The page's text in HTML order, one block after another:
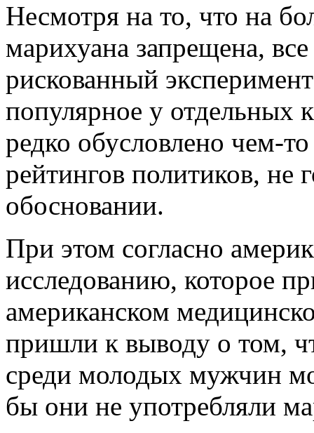
Несмотря на то, что на
марихуана запрещена,
рискованный
популярное у отдельных
редко обусловлено чем-
рейтингов политиков, не
обосновании.
При этом согласно
исследованию, которое
американском
пришли к выводу о том,
среди молодых мужчин
бы они не употребляли